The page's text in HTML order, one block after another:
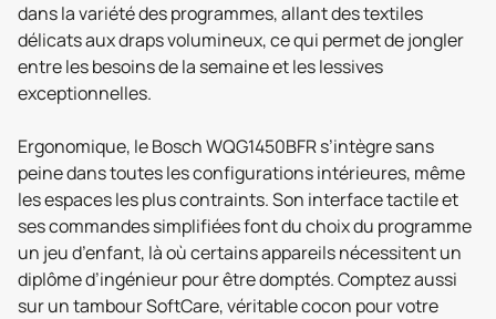
dans la variété des programmes, allant des textiles
délicats aux draps volumineux, ce qui permet de jongler
entre les besoins de la semaine et les lessives
exceptionnelles.
Ergonomique, le Bosch WQG1450BFR s’intègre sans
peine dans toutes les configurations intérieures, même
les espaces les plus contraints. Son interface tactile et
ses commandes simplifiées font du choix du programme
un jeu d’enfant, là où certains appareils nécessitent un
diplôme d’ingénieur pour être domptés. Comptez aussi
sur un tambour SoftCare, véritable cocon pour votre